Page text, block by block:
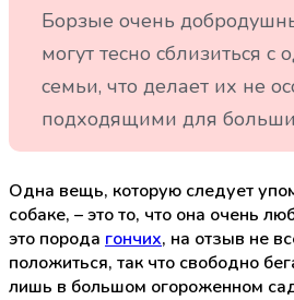
Борзые очень
могут тесно сблизиться
семьи, что делает их не
подходящими для
Одна вещь, которую следует
собаке, – это то, что она очень
это порода гончих, на отзыв не
положиться, так что свободно
лишь в большом огороженном